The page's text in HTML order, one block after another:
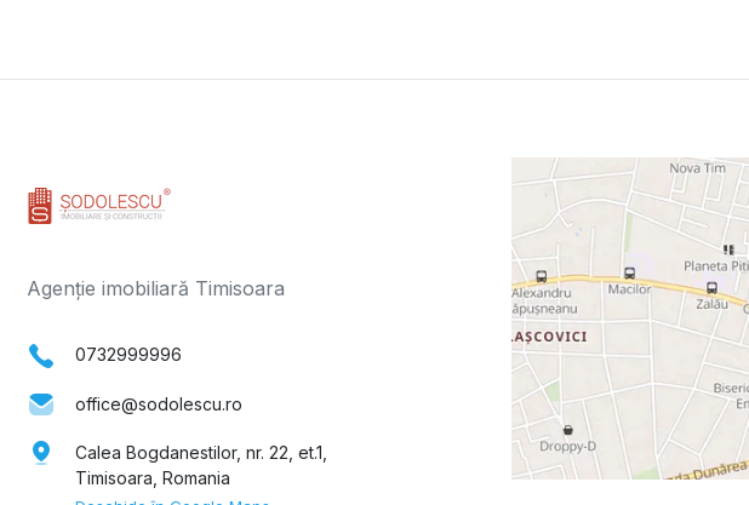
Agenție imobiliară Timisoara
0732999996
office@sodolescu.ro
Calea Bogdanestilor, nr. 22, et.1,
Timisoara, Romania